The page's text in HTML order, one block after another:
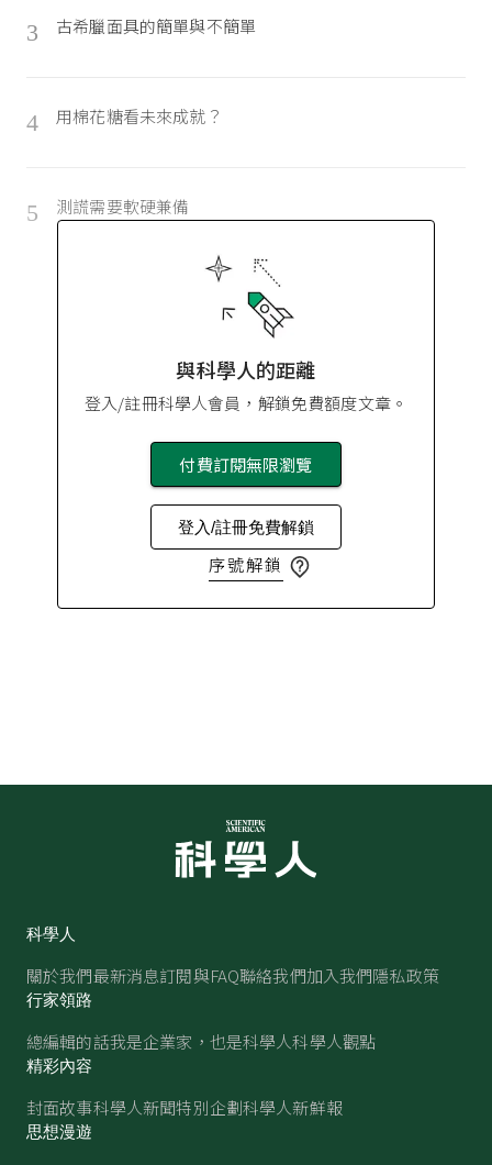
3 古希臘面具的簡單與不簡單
4 用棉花糖看未來成就？
5 測謊需要軟硬兼備
與科學人的距離
登入/註冊科學人會員，解鎖免費額度文章。
付費訂閱無限瀏覽
登入/註冊免費解鎖
序號解鎖
科學人
關於我們最新消息訂閱與FAQ聯絡我們加入我們隱私政策
行家領路
總編輯的話我是企業家，也是科學人科學人觀點
精彩內容
封面故事科學人新聞特別企劃科學人新鮮報
思想漫遊